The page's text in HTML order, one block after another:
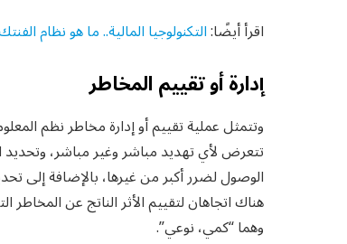
اقرأ أيضًا:التكنولوجيا المالية.. ما هو نظام
إدارة أو تقييم المخاطر
وتتمثل عملية تقييم أو إدارة مخاطر نظم
تتعرض لأي تهديد مباشر وغير مباشر،
الوصول لضرر أكبر من غيرها، بالإضافة إلى
هناك اتجاهان لتقييم الأثر الناتج عن
وهما “كمي، نوعي”.